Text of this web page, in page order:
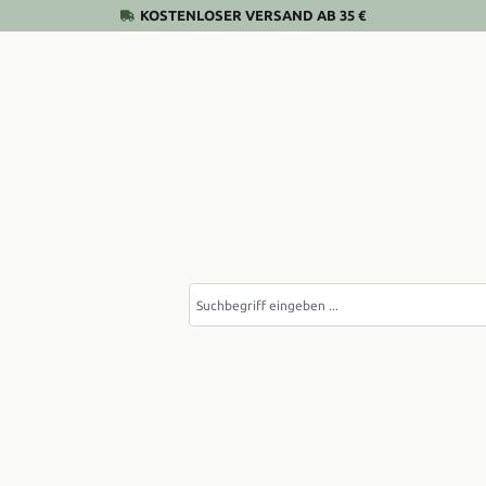
KOSTENLOSER VERSAND AB 35 €